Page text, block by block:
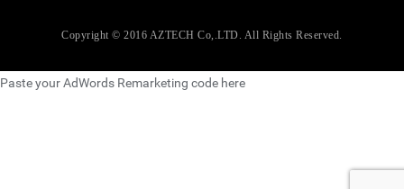
Copyright © 2016 AZTECH Co,.LTD. All Rights Reserved.
Paste your AdWords Remarketing code here